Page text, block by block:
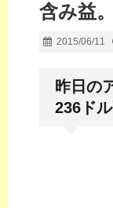
含み益。
2015/06/11
昨日の
236ド